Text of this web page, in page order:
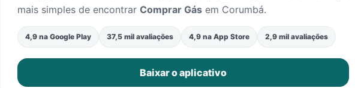
mais simples de encontrar Comprar Gás em Corumbá.
4,9 na Google Play 37,5 mil avaliações 4,9 na App Store 2,9 mil avaliações
Baixar o aplicativo